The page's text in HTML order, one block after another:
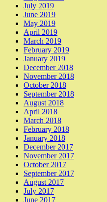
July 2019
June 2019
May 2019
April 2019
March 2019
February 2019
January 2019
December 2018
November 2018
October 2018
September 2018
August 2018
April 2018
March 2018
February 2018
January 2018
December 2017
November 2017
October 2017
September 2017
August 2017
July 2017
June 2017